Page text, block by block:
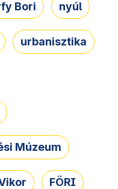
Bori nyúl
urbanisztika
Múzeum
FÖRI